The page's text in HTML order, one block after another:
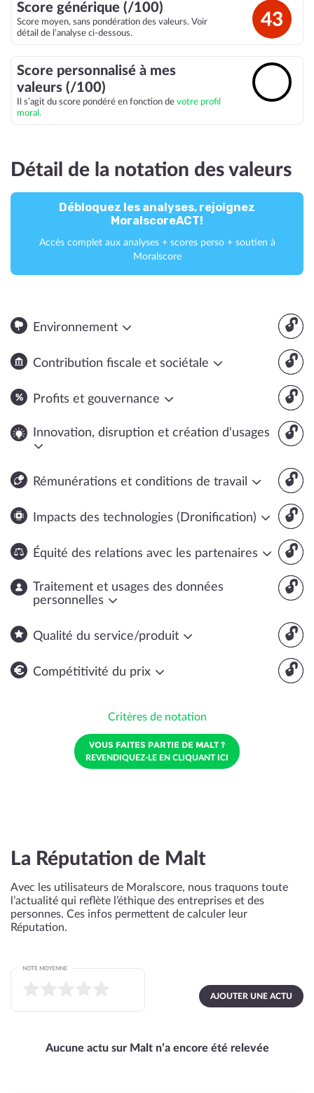
Score générique (/100)
Score moyen, sans pondération des valeurs. Voir
détail de l’analyse ci-dessous.
43
Score personnalisé à mes
valeurs (/100)
Il s’agit du score pondéré en fonction de votre profil
moral.
Détail de la notation des valeurs
Débloquez les analyses, rejoignez
MoralscoreACT!
Accès complet aux analyses + scores perso + soutien à
Moralscore
🔓
Environnement
🔓
Contribution fiscale et sociétale
🔓
Profits et gouvernance
🔓
Innovation, disruption et création d'usages
🔓
Rémunérations et conditions de travail
🔓
Impacts des technologies (Dronification)
🔓
Équité des relations avec les partenaires
🔓
Traitement et usages des données
personnelles
🔓
Qualité du service/produit
🔓
Compétitivité du prix
Critères de notation
VOUS FAITES PARTIE DE MALT ?
REVENDIQUEZ-LE EN CLIQUANT ICI
La Réputation de Malt
Avec les utilisateurs de Moralscore, nous traquons toute
l’actualité qui reflète l’éthique des entreprises et des
personnes. Ces infos permettent de calculer leur
Réputation.
AJOUTER UNE ACTU
NOTE MOYENNE
Aucune actu sur Malt n’a encore été relevée